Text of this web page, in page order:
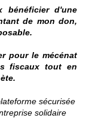
bénéficier d'une
de mon don,
pour le mécénat
fiscaux tout en
sécurisée
solidaire